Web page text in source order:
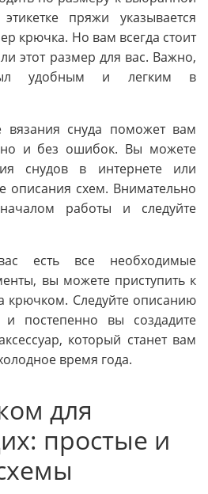
пряжи указывается
крючка. Но вам всегда стоит
этот размер для вас. Важно,
удобным и легким в
вязания снуда поможет вам
и без ошибок. Вы можете
снудов в интернете или
описания схем. Внимательно
работы и следуйте
есть все необходимые
вы можете приступить к
крючком. Следуйте описанию
постепенно вы создадите
который станет вам
время года.
для
простые и